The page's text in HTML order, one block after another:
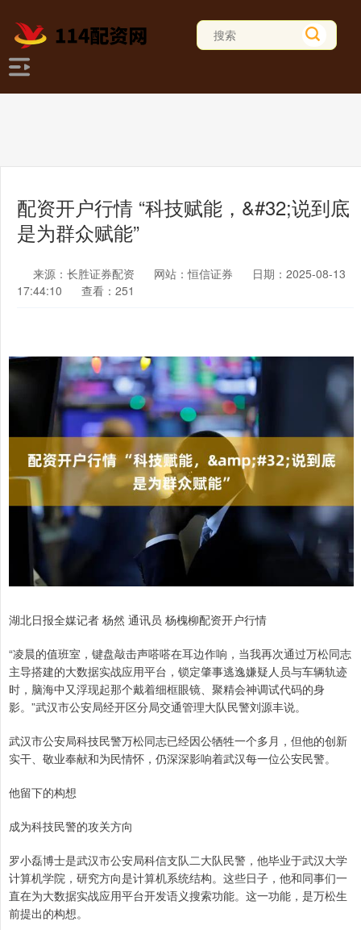
配资开户行情 “科技赋能，&#32;说到底
是为群众赋能”
来源：长胜证券配资 网站：恒信证券
日期：2025-08-13
17:44:10
查看：251
湖北日报全媒记者 杨然 通讯员 杨槐柳配资开户行情
“凌晨的值班室，键盘敲击声嗒嗒在耳边作响，当我再次通过万松同志
主导搭建的大数据实战应用平台，锁定肇事逃逸嫌疑人员与车辆轨迹
时，脑海中又浮现起那个戴着细框眼镜、聚精会神调试代码的身
影。”武汉市公安局经开区分局交通管理大队民警刘源丰说。
武汉市公安局科技民警万松同志已经因公牺牲一个多月，但他的创新
实干、敬业奉献和为民情怀，仍深深影响着武汉每一位公安民警。
他留下的构想
成为科技民警的攻关方向
罗小磊博士是武汉市公安局科信支队二大队民警，他毕业于武汉大学
计算机学院，研究方向是计算机系统结构。这些日子，他和同事们一
直在为大数据实战应用平台开发语义搜索功能。这一功能，是万松生
前提出的构想。